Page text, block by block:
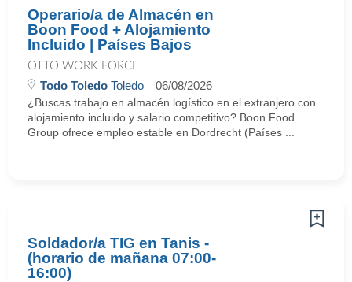
Operario/a de Almacén en
Boon Food + Alojamiento
Incluido | Países Bajos
OTTO WORK FORCE
Todo Toledo Toledo 06/08/2026
¿Buscas trabajo en almacén logístico en el extranjero con
alojamiento incluido y salario competitivo? Boon Food
Group ofrece empleo estable en Dordrecht (Países ...
Soldador/a TIG en Tanis -
(horario de mañana 07:00-
16:00)